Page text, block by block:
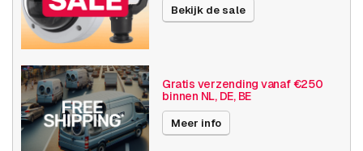
Camera
eigenschappen
Buiten camera
Basis functionaliteit
Dag en nacht
Invoer / uitvoer
Audio
Bekijk de sale
Gratis verzending vanaf €250
binnen NL, DE, BE
Meer info